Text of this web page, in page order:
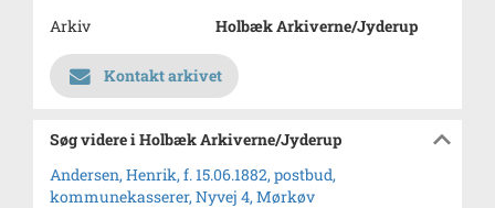
Arkiv
Holbæk Arkiverne/Jyderup
Kontakt arkivet
Søg videre i Holbæk Arkiverne/Jyderup
Andersen, Henrik, f. 15.06.1882, postbud,
kommunekasserer, Nyvej 4, Mørkøv